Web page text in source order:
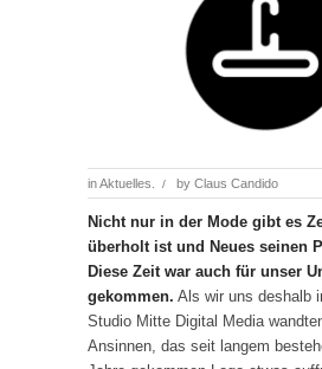
inAktuelles. / by Claus Candido
Nicht nur in der Mode gibt es
überholt ist und Neues seinen
Diese Zeit war auch für unser
gekommen. Als wir uns deshalb
Studio Mitte Digital Media
Ansinnen, das seit langem